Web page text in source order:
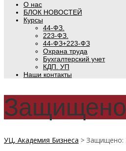
О нас
БЛОК НОВОСТЕЙ
Курсы
44-ФЗ.
223-ФЗ.
44-ФЗ+223-ФЗ
Охрана труда
Бухгалтерский учет
КДП. УП
Наши контакты
УЦ, Академия Бизнеса > Защищено: